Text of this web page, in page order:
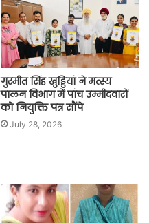
गुरमीत सिंह खुड्डियां ने मत्स्य
पालन विभाग में पांच उम्मीदवारों
को नियुक्ति पत्र सौंपे
July 28, 2026